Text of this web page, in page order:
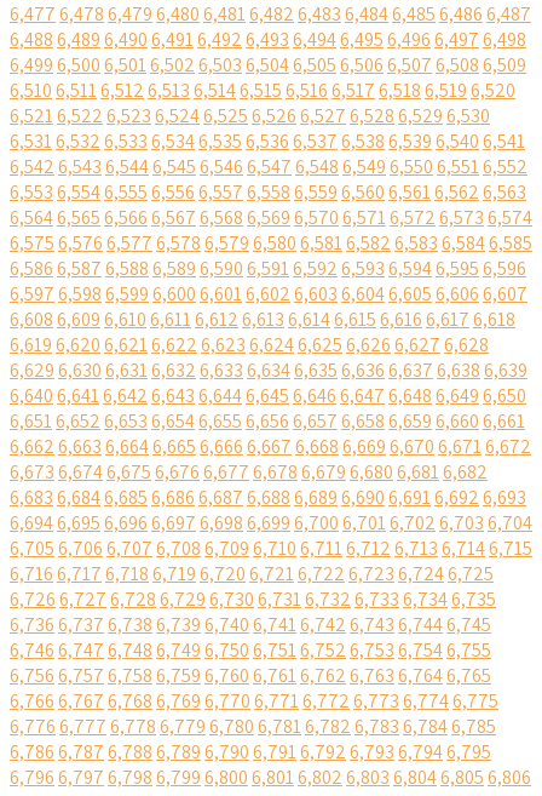
6,4776,4786,4796,4806,4816,4826,4836,4846,4856,4866,487
6,4886,4896,4906,4916,4926,4936,4946,4956,4966,4976,498
6,4996,5006,5016,5026,5036,5046,5056,5066,5076,5086,509
6,5106,5116,5126,5136,5146,5156,5166,5176,5186,5196,520
6,5216,5226,5236,5246,5256,5266,5276,5286,5296,530
6,5316,5326,5336,5346,5356,5366,5376,5386,5396,5406,541
6,5426,5436,5446,5456,5466,5476,5486,5496,5506,5516,552
6,5536,5546,5556,5566,5576,5586,5596,5606,5616,5626,563
6,5646,5656,5666,5676,5686,5696,5706,5716,5726,5736,574
6,5756,5766,5776,5786,5796,5806,5816,5826,5836,5846,585
6,5866,5876,5886,5896,5906,5916,5926,5936,5946,5956,596
6,5976,5986,5996,6006,6016,6026,6036,6046,6056,6066,607
6,6086,6096,6106,6116,6126,6136,6146,6156,6166,6176,618
6,6196,6206,6216,6226,6236,6246,6256,6266,6276,628
6,6296,6306,6316,6326,6336,6346,6356,6366,6376,6386,639
6,6406,6416,6426,6436,6446,6456,6466,6476,6486,6496,650
6,6516,6526,6536,6546,6556,6566,6576,6586,6596,6606,661
6,6626,6636,6646,6656,6666,6676,6686,6696,6706,6716,672
6,6736,6746,6756,6766,6776,6786,6796,6806,6816,682
6,6836,6846,6856,6866,6876,6886,6896,6906,6916,6926,693
6,6946,6956,6966,6976,6986,6996,7006,7016,7026,7036,704
6,7056,7066,7076,7086,7096,7106,7116,7126,7136,7146,715
6,7166,7176,7186,7196,7206,7216,7226,7236,7246,725
6,7266,7276,7286,7296,7306,7316,7326,7336,7346,735
6,7366,7376,7386,7396,7406,7416,7426,7436,7446,745
6,7466,7476,7486,7496,7506,7516,7526,7536,7546,755
6,7566,7576,7586,7596,7606,7616,7626,7636,7646,765
6,7666,7676,7686,7696,7706,7716,7726,7736,7746,775
6,7766,7776,7786,7796,7806,7816,7826,7836,7846,785
6,7866,7876,7886,7896,7906,7916,7926,7936,7946,795
6,7966,7976,7986,7996,8006,8016,8026,8036,8046,8056,806